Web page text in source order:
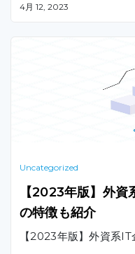
4月 12, 2023
Uncategorized
【2023年版】外
の特徴も紹介
【2023年版】外資系